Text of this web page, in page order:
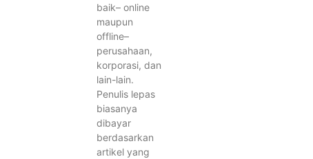
baik– online
maupun
offline–
perusahaan,
korporasi, dan
lain-lain.
Penulis lepas
biasanya
dibayar
berdasarkan
artikel yang